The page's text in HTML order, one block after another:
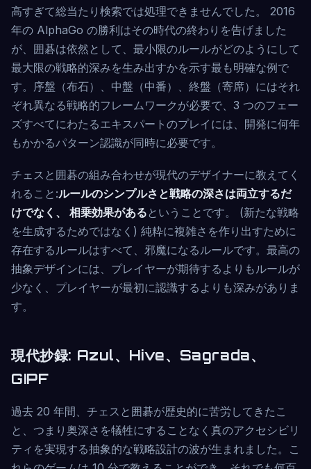
高すぎて総当たり検索では処理できませんでした。 2016
年の AlphaGo の勝利はその時代の終わりを告げました
が、囲碁は依然として、最小限のルールがどのようにして
最大限の戦略的深みを生み出すかを示す最も明確な例で
す。序盤（布石）、中盤（中番）、終盤（寄席）にはそれ
ぞれ異なる戦略的フレームワークが必要で、3 つのフェー
ズすべてにわたるエキスパートのプレイには、開発に何年
もかかるパターン認識が同時に必要です。
チェスと囲碁の組み合わせが現代のデザイナーに教えてく
れること:ルールのシンプルさと戦略の深さは両立するだ
けでなく、 相乗効果がある ということです。 (新たな戦略
を生成するためではなく) 純粋に複雑さを作り出すために
存在するルールはすべて、邪魔になるルールです。最高の
抽象デザインには、プレイヤーが期待するよりもルールが
少なく、プレイヤーが最初に認識するよりも深みがありま
す。
現代抄録: Azul、Hive、Sagrada、
GIPF
過去 20 年間、チェスと囲碁が歴史的に苦労してきたこ
と、つまり奥深さを犠牲にすることなく真のアクセシビリ
ティを実現する抽象的な戦略設計の波が生まれました。こ